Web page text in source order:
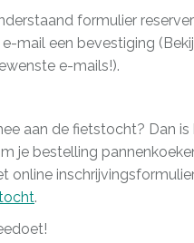
formulier
mail een bevestiging
e-mails!).
aan de fietstocht? Dan is
je bestelling
online
.